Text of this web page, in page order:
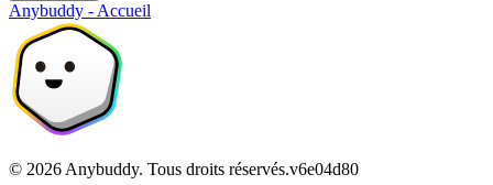
Anybuddy - Accueil
© 2026 Anybuddy. Tous droits réservés.v6e04d80